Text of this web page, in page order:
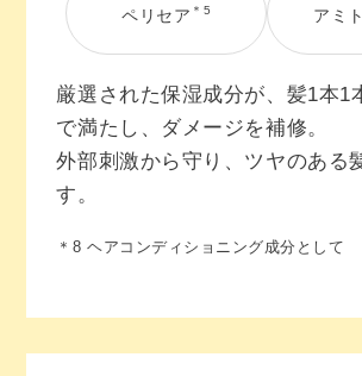
ペリセア ＊5 アミ
厳選された保湿成分が、髪1本1
で満たし、ダメージを補修。
外部刺激から守り、ツヤのある
す。
＊8 ヘアコンディショニング成分として